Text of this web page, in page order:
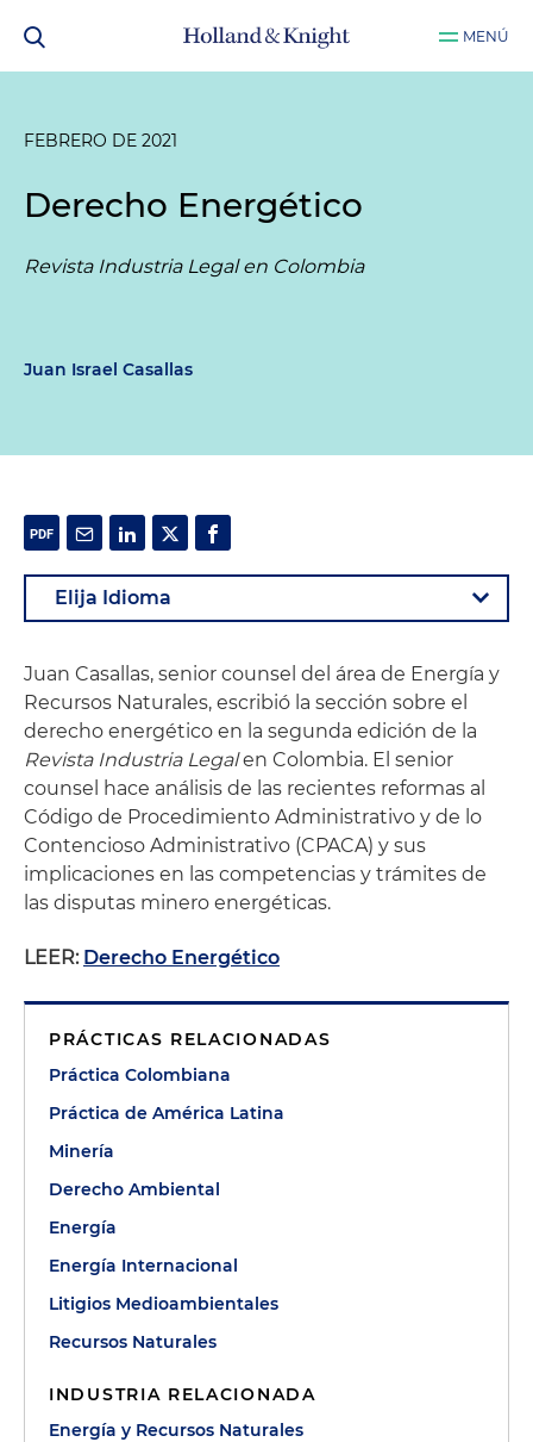
MENÚ
FEBRERO DE 2021
Derecho Energético
Revista Industria Legal en Colombia
Juan Israel Casallas
Juan Casallas, senior counsel del área de Energía y
Recursos Naturales, escribió la sección sobre el
derecho energético en la segunda edición de la
Revista Industria Legalen Colombia. El senior
counsel hace análisis de las recientes reformas al
Código de Procedimiento Administrativo y de lo
Contencioso Administrativo (CPACA) y sus
implicaciones en las competencias y trámites de
las disputas minero energéticas.
LEER: Derecho Energético
PRÁCTICAS RELACIONADAS
Práctica Colombiana
Práctica de América Latina
Minería
Derecho Ambiental
Energía
Energía Internacional
Litigios Medioambientales
Recursos Naturales
INDUSTRIA RELACIONADA
Energía y Recursos Naturales